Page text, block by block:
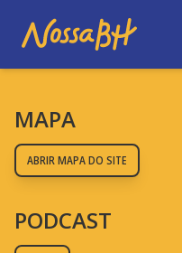
MAPA
ABRIR MAPA DO SITE
PODCAST